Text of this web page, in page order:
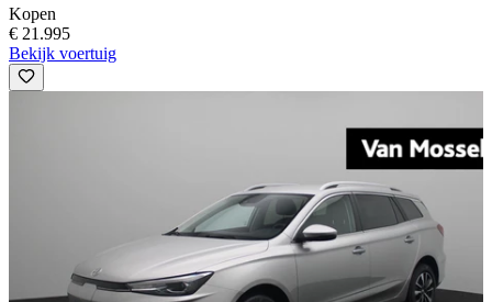
Kopen
€ 21.995
Bekijk voertuig